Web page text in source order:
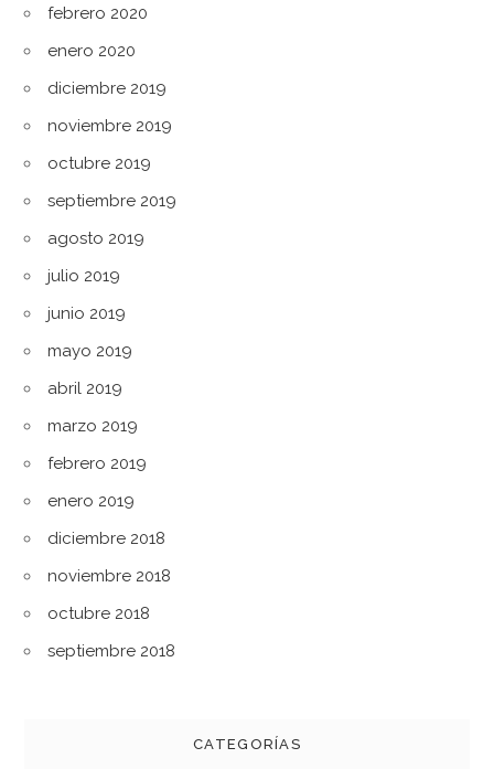
febrero 2020
enero 2020
diciembre 2019
noviembre 2019
octubre 2019
septiembre 2019
agosto 2019
julio 2019
junio 2019
mayo 2019
abril 2019
marzo 2019
febrero 2019
enero 2019
diciembre 2018
noviembre 2018
octubre 2018
septiembre 2018
CATEGORÍAS